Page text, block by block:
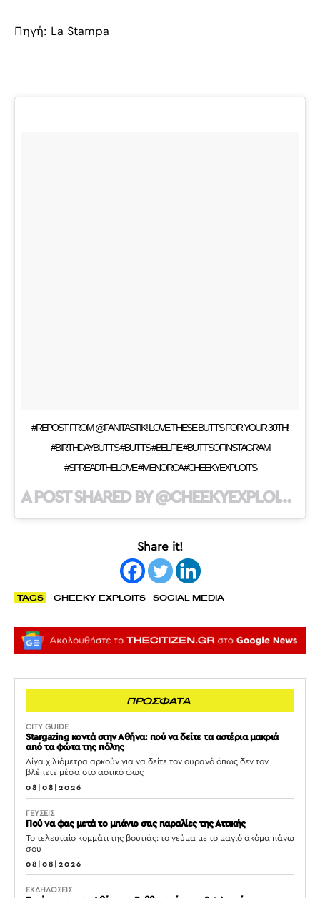
Πηγή: La Stampa
#REPOST FROM @FANITASTIK! LOVE THESE BUTTS FOR YOUR 30TH!
#BIRTHDAYBUTTS #BUTTS #BELFIE #BUTTSOFINSTAGRAM
#SPREADTHELOVE #MENORCA #CHEEKYEXPLOITS
A POST SHARED BY @CHEEKYEXPLOITS ON
Share it!
TAGS CHEEKY EXPLOITS SOCIAL MEDIA
ΠΡΟΣΦΑΤΑ
CITY GUIDE
Stargazing κοντά στην Αθήνα: πού να δείτε τα αστέρια μακριά
από τα φώτα της πόλης
Λίγα χιλιόμετρα αρκούν για να δείτε τον ουρανό όπως δεν τον
βλέπετε μέσα στο αστικό φως
08|08|2026
ΓΕΥΣΕΙΣ
Πού να φας μετά το μπάνιο στις παραλίες της Αττικής
Το τελευταίο κομμάτι της βουτιάς: το γεύμα με το μαγιό ακόμα πάνω
σου
08|08|2026
ΕΚΔΗΛΩΣΕΙΣ